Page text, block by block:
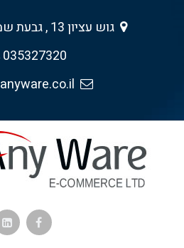
גוש עציון 13 , גבעת שמואל 5403013
035327320